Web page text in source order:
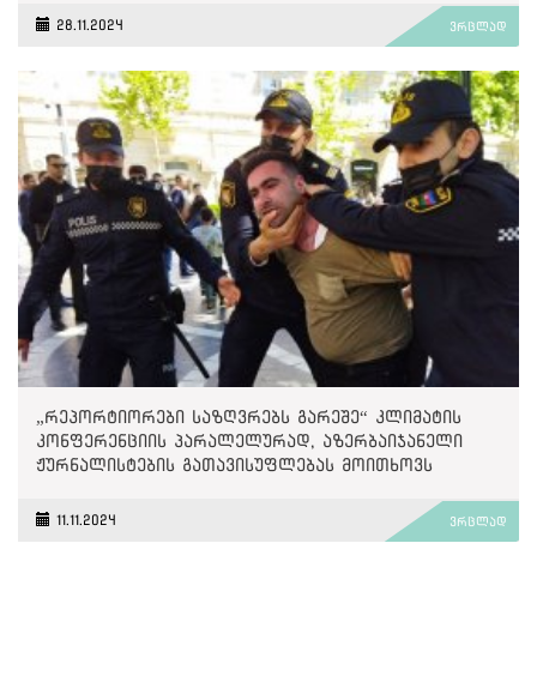
28.11.2024 ვრცლად
„რეპორტიორები საზღვრებს გარეშე“ კლიმატის
კონფერენციის პარალელურად, აზერბაიჯანელი
ჟურნალისტების გათავისუფლებას მოითხოვს
11.11.2024 ვრცლად